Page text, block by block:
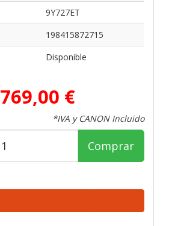
9Y727ET
198415872715
Disponible
769,00 €
*IVA y CANON Incluido
Comprar